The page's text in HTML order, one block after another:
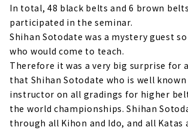
In total, 48 black belts and 6 brown
participated in the seminar.
Shihan Sotodate was a mystery guest
who would come to teach.
Therefore it was a very big surprise for
that Shihan Sotodate who is well
instructor on all gradings for higher
the world championships. Shihan
through all Kihon and Ido, and all Katas